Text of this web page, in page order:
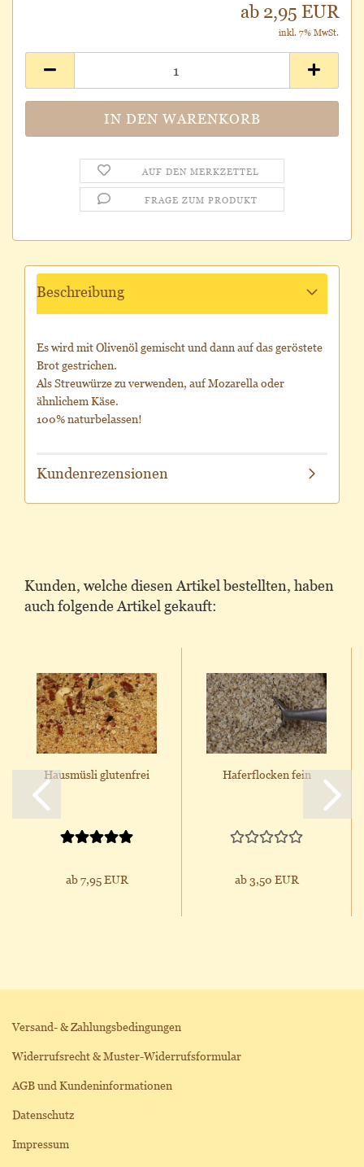
ab 2,95 EUR
inkl. 7% MwSt.
AUF DEN MERKZETTEL
FRAGE ZUM PRODUKT
Beschreibung
Es wird mit Olivenöl gemischt und dann auf das geröstete
Brot gestrichen.
Als Streuwürze zu verwenden, auf Mozarella oder
ähnlichem Käse.
100% naturbelassen!
Kundenrezensionen
Kunden, welche diesen Artikel bestellten, haben
auch folgende Artikel gekauft:
Hausmüsli glutenfrei
ab 7,95 EUR
Haferflocken fein
ab 3,50 EUR
Versand- & Zahlungsbedingungen
Widerrufsrecht & Muster-Widerrufsformular
AGB und Kundeninformationen
Datenschutz
Impressum